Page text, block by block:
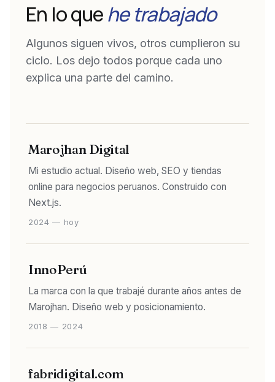
En lo quehe trabajado
Algunos siguen vivos, otros cumplieron su
ciclo. Los dejo todos porque cada uno
explica una parte del camino.
Marojhan Digital
Mi estudio actual. Diseño web, SEO y tiendas
online para negocios peruanos. Construido con
Next.js.
2024 — hoy
InnoPerú
La marca con la que trabajé durante años antes de
Marojhan. Diseño web y posicionamiento.
2018 — 2024
fabridigital.com